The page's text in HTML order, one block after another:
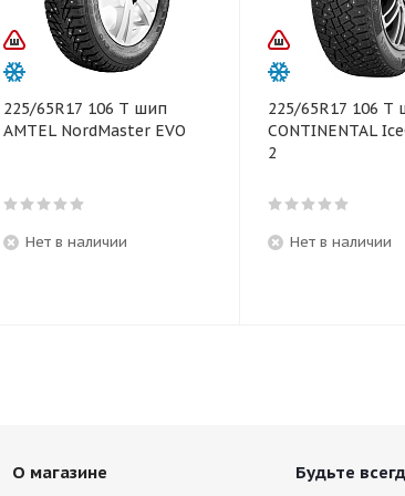
225/65R17 106 T шип
AMTEL NordMaster EVO
Нет в наличии
225/65R17 106 T
CONTINENTAL
2
Нет в наличии
О магазине Будьте